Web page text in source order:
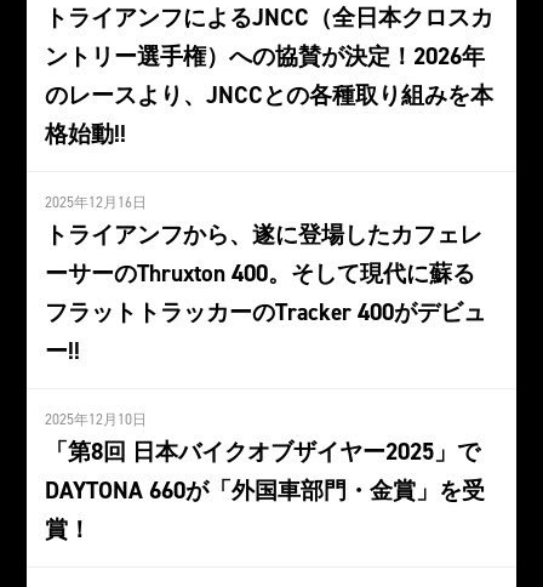
トライアンフによるJNCC（全日本クロスカ
ントリー選手権）への協賛が決定！2026年
のレースより、JNCCとの各種取り組みを本
格始動!!
2025年12月16日
トライアンフから、遂に登場したカフェレ
ーサーのThruxton 400。そして現代に蘇る
フラットトラッカーのTracker 400がデビュ
ー!!
2025年12月10日
「第8回 日本バイクオブザイヤー2025」で
DAYTONA 660が「外国車部門・金賞」を受
賞！